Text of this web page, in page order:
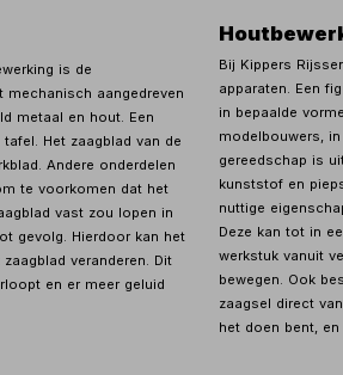
is de
mechanisch aangedreven
metaal en hout. Een
Het zaagblad van de
Andere onderdelen
te voorkomen dat het
vast zou lopen in
gevolg. Hierdoor kan het
veranderen. Dit
en er meer geluid
Bij Kippers
apparaten. Een
in bepaalde
modelbouwers,
gereedschap is
kunststof en
nuttige
Deze kan tot in
werkstuk vanuit
bewegen. Ook
zaagsel direct
het doen bent,